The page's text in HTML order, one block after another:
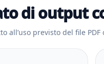
di output
all’uso previsto del file PDF